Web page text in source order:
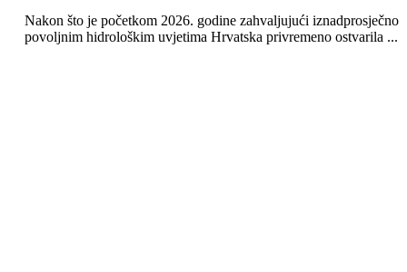
Nakon što je početkom 2026. godine zahvaljujući iznadprosječno
povoljnim hidrološkim uvjetima Hrvatska privremeno ostvarila ...